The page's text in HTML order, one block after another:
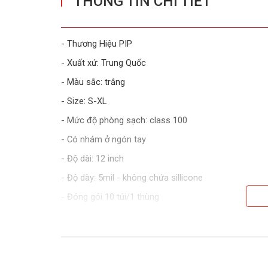
- Thương Hiệu PIP
- Xuất xứ: Trung Quốc
- Màu sắc: trắng
- Size: S-XL
- Mức độ phòng sạch: class 100
- Có nhám ở ngón tay
- Độ dài: 12 inch
- Độ dày: 5mil - không chứa sillicone
- Đóng gói 10 túi/1 thùng